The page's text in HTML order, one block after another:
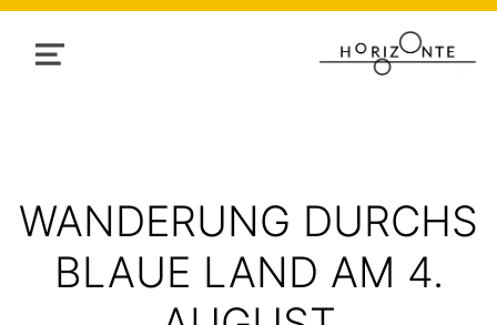
MENU
WANDERUNG DURCHS
BLAUE LAND AM 4.